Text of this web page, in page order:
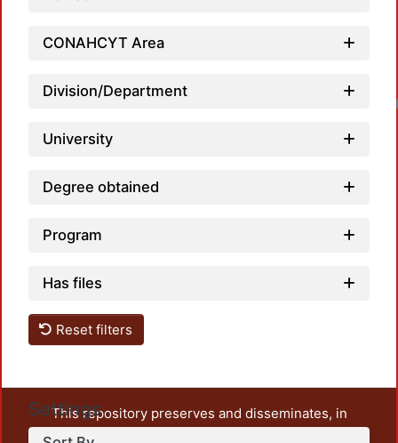
CONAHCYT Area
Division/Department
University
Degree obtained
Program
Has files
Reset filters
Settings
This repository preserves and disseminates, in
unrestricted open access, the teaching and research